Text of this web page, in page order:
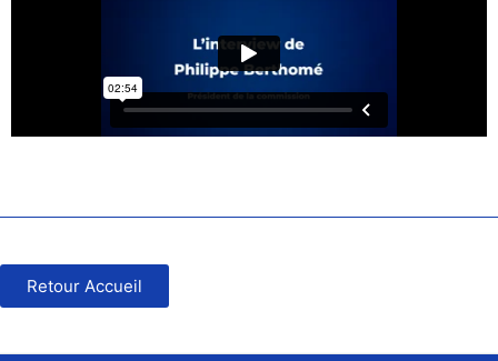
Retour Accueil